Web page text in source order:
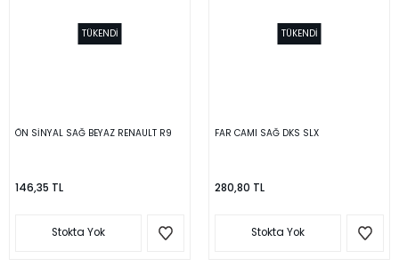
TÜKENDİ
ÖN SİNYAL SAĞ BEYAZ RENAULT R9
146,35 TL
Stokta Yok
TÜKENDİ
FAR CAMI SAĞ DKS SLX
280,80 TL
Stokta Yok